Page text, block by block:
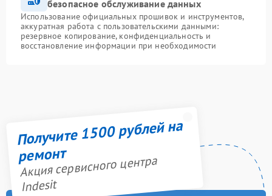
безопасное обслуживание данных
Использование официальных прошивок и инструментов,
аккуратная работа с пользовательскими данными:
резервное копирование, конфиденциальность и
восстановление информации при необходимости
Получите 1500 рублей на
ремонт
Акция сервисного центра
Indesit